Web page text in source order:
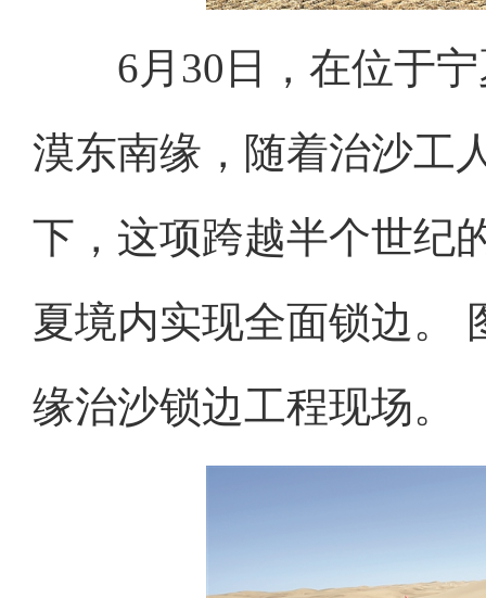
6月30日，在位于
漠东南缘，随着治沙工
下，这项跨越半个世纪
夏境内实现全面锁边。
缘治沙锁边工程现场。